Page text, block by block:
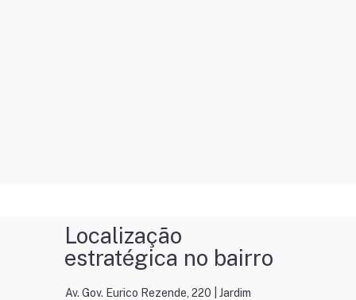
Localização
estratégica no bairro
Av. Gov. Eurico Rezende, 220 | Jardim